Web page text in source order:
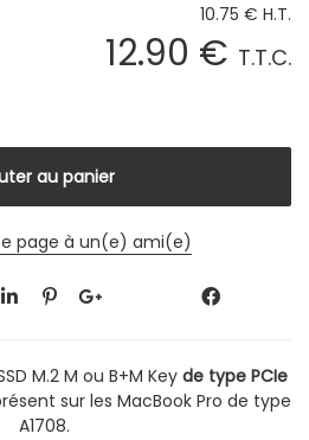
10.75 € H.T.
12.90 € T.T.C.
page à un(e) ami(e)
M.2 M ou B+M Key de type PCIe
sur les MacBook Pro de type
A1708.